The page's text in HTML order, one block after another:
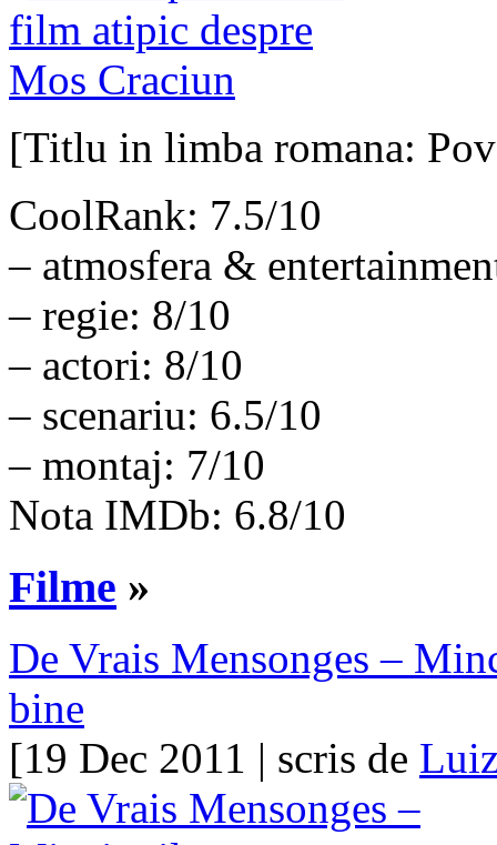
[Titlu in limba romana:
CoolRank: 7.5/10
– atmosfera &
– regie: 8/10
– actori: 8/10
– scenariu: 6.5/10
– montaj: 7/10
Nota IMDb: 6.8/10
Filme »
De Vrais Mensonges –
bine
[19 Dec 2011 | scris de